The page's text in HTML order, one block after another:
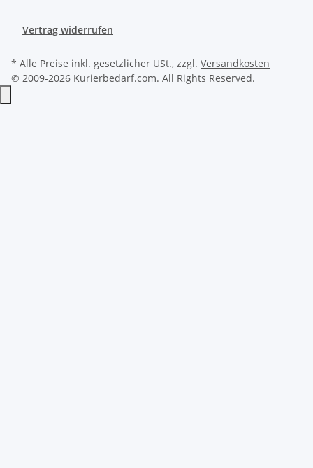
Vertrag widerrufen
* Alle Preise inkl. gesetzlicher USt., zzgl. Versandkosten
© 2009-2026 Kurierbedarf.com. All Rights Reserved.